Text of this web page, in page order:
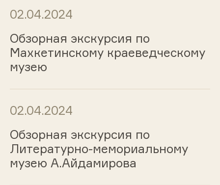
02.04.2024
Обзорная экскурсия по
Махкетинскому краеведческому
музею
02.04.2024
Обзорная экскурсия по
Литературно-мемориальному
музею А.Айдамирова